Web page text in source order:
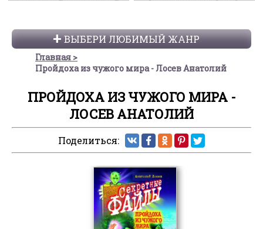
ВЫБЕРИ ЛЮБИМЫЙ ЖАНР
Главная
Пройдоха из чужого мира - Лосев Анатолий
ПРОЙДОХА ИЗ ЧУЖОГО МИРА -
ЛОСЕВ АНАТОЛИЙ
Поделиться: